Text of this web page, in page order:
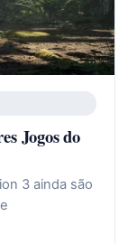
Jogos do
3 ainda são